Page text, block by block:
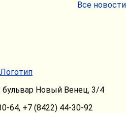
Все новости
бульвар Новый Венец, 3/4
64, +7 (8422) 44-30-92